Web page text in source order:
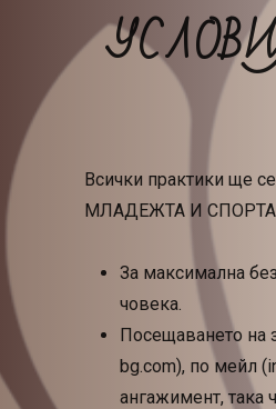
Всички практики ще
МЛАДЕЖТА И
За максимална
човека.
Посещаването на
bg.com), по мейл
ангажимент, така